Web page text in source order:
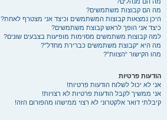
מה הם קבוצות משתמשים?
היכן נמצאות קבוצות המשתמשים וכיצד אני מצטרף לאחת?
כיצד אני הופך לראש קבוצת משתמשים?
למה קבוצות משתמשים מסוימות מופיעות בצבעים שונים?
מה היא “קבוצת משתמשים כברירת מחדל”?
מהו הקישור “הצוות”?
הודעות פרטיות
אני לא יכול לשלוח הודעות פרטיות!
אני ממשיך לקבל הודעות פרטיות לא רצויות!
קיבלתי דואר אלקטרוני לא רצוי ממישהו מהפורום הזה!